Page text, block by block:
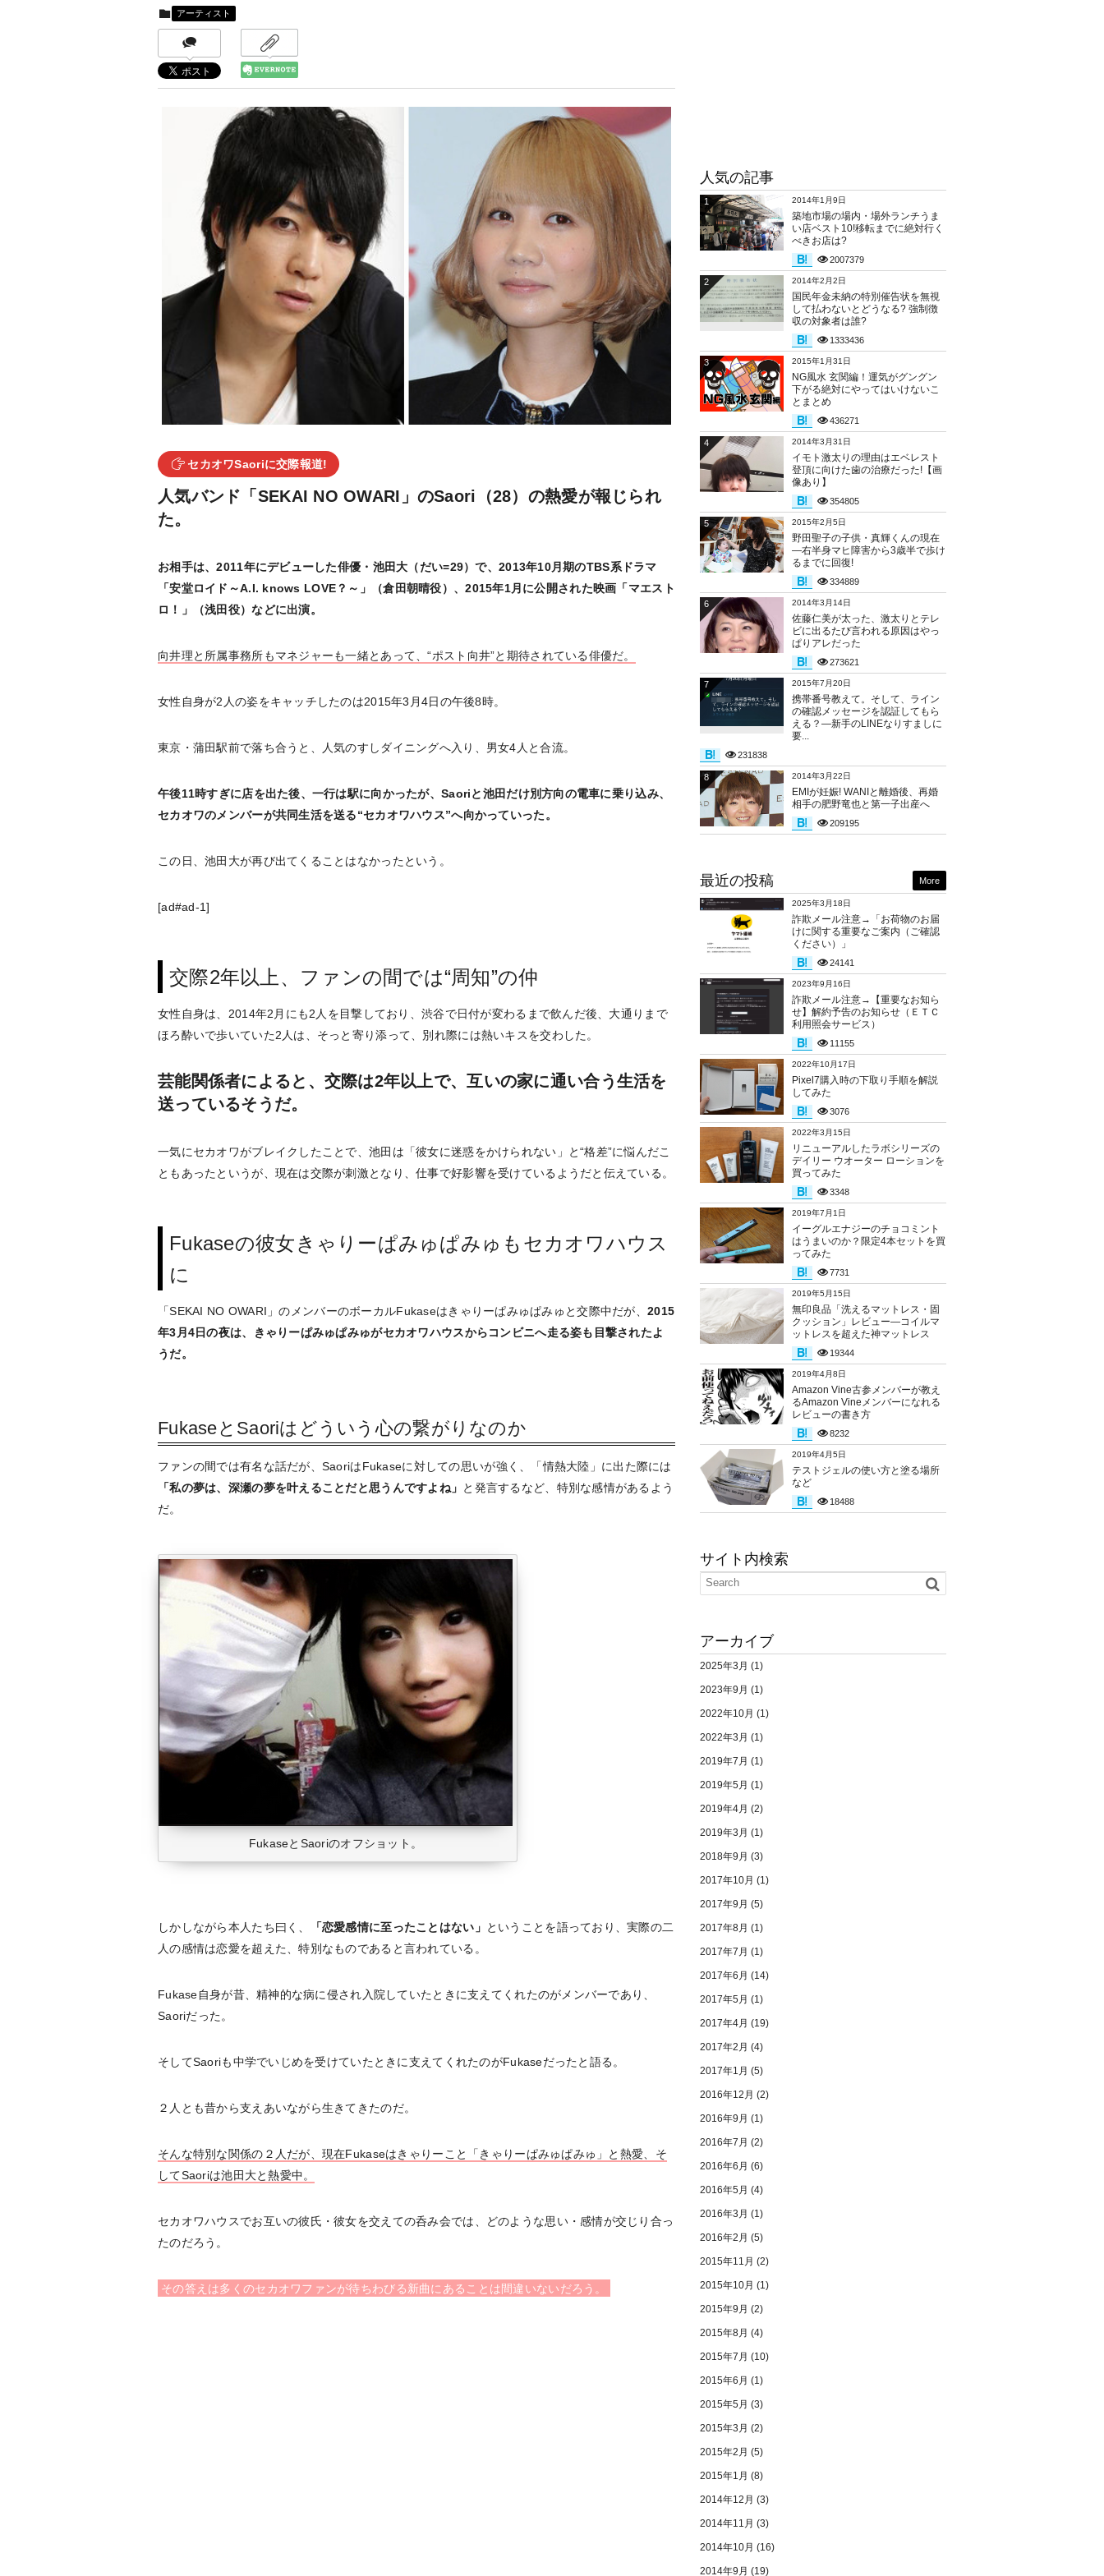
アーティスト
セカオワSaoriに交際報道!
人気バンド「SEKAI NO OWARI」のSaori（28）の熱愛が報じられ
た。
お相手は、2011年にデビューした俳優・池田大（だい=29）で、2013年10月期のTBS系ドラマ
「安堂ロイド～A.I. knows LOVE？～」（倉田朝晴役）、2015年1月に公開された映画「マエスト
ロ！」（浅田役）などに出演。
向井理と所属事務所もマネジャーも一緒とあって、“ポスト向井”と期待されている俳優だ。
女性自身が2人の姿をキャッチしたのは2015年3月4日の午後8時。
東京・蒲田駅前で落ち合うと、人気のすしダイニングへ入り、男女4人と合流。
午後11時すぎに店を出た後、一行は駅に向かったが、Saoriと池田だけ別方向の電車に乗り込み、
セカオワのメンバーが共同生活を送る“セカオワハウス”へ向かっていった。
この日、池田大が再び出てくることはなかったという。
[ad#ad-1]
交際2年以上、ファンの間では“周知”の仲
女性自身は、2014年2月にも2人を目撃しており、渋谷で日付が変わるまで飲んだ後、大通りまで
ほろ酔いで歩いていた2人は、そっと寄り添って、別れ際には熱いキスを交わした。
芸能関係者によると、交際は2年以上で、互いの家に通い合う生活を
送っているそうだ。
一気にセカオワがブレイクしたことで、池田は「彼女に迷惑をかけられない」と“格差”に悩んだこ
ともあったというが、現在は交際が刺激となり、仕事で好影響を受けているようだと伝えている。
Fukaseの彼女きゃりーぱみゅぱみゅもセカオワハウス
に
「SEKAI NO OWARI」のメンバーのボーカルFukaseはきゃりーぱみゅぱみゅと交際中だが、2015
年3月4日の夜は、きゃりーぱみゅぱみゅがセカオワハウスからコンビニへ走る姿も目撃されたよ
うだ。
FukaseとSaoriはどういう心の繋がりなのか
ファンの間では有名な話だが、SaoriはFukaseに対しての思いが強く、「情熱大陸」に出た際には
「私の夢は、深瀬の夢を叶えることだと思うんですよね」 と発言するなど、特別な感情があるよう
だ。
FukaseとSaoriのオフショット。
しかしながら本人たち曰く、 「恋愛感情に至ったことはない」 ということを語っており、実際の二
人の感情は恋愛を超えた、特別なものであると言われている。
Fukase自身が昔、精神的な病に侵され入院していたときに支えてくれたのがメンバーであり、
Saoriだった。
そしてSaoriも中学でいじめを受けていたときに支えてくれたのがFukaseだったと語る。
２人とも昔から支えあいながら生きてきたのだ。
そんな特別な関係の２人だが、現在Fukaseはきゃりーこと「きゃりーぱみゅぱみゅ」と熱愛、そ
してSaoriは池田大と熱愛中。
セカオワハウスでお互いの彼氏・彼女を交えての呑み会では、どのような思い・感情が交じり合っ
たのだろう。
その答えは多くのセカオワファンが待ちわびる新曲にあることは間違いないだろう。
人気の記事
2014年1月9日
築地市場の場内・場外ランチうま
い店ベスト10!移転までに絶対行く
べきお店は?
2007379
1
2014年2月2日
国民年金未納の特別催告状を無視
して払わないとどうなる? 強制徴
収の対象者は誰?
1333436
2
2015年1月31日
NG風水 玄関編！運気がグングン
下がる絶対にやってはいけないこ
とまとめ
436271
3
2014年3月31日
イモト激太りの理由はエベレスト
登頂に向けた歯の治療だった!【画
像あり】
354805
4
2015年2月5日
野田聖子の子供・真輝くんの現在
―右半身マヒ障害から3歳半で歩け
るまでに回復!
334889
5
2014年3月14日
佐藤仁美が太った、激太りとテレ
ビに出るたび言われる原因はやっ
ぱりアレだった
273621
6
2015年7月20日
携帯番号教えて。そして、ライン
の確認メッセージを認証してもら
える？―新手のLINEなりすましに
要...
231838
7
2014年3月22日
EMIが妊娠! WANIと離婚後、再婚
相手の肥野竜也と第一子出産へ
209195
8
最近の投稿
2025年3月18日
詐欺メール注意→「お荷物のお届
けに関する重要なご案内（ご確認
ください）」
24141
2023年9月16日
詐欺メール注意→【重要なお知ら
せ】解約予告のお知らせ（ＥＴＣ
利用照会サービス）
11155
2022年10月17日
Pixel7購入時の下取り手順を解説
してみた
3076
2022年3月15日
リニューアルしたラボシリーズの
デイリー ウオーター ローションを
買ってみた
3348
2019年7月1日
イーグルエナジーのチョコミント
はうまいのか？限定4本セットを買
ってみた
7731
2019年5月15日
無印良品「洗えるマットレス・固
クッション」レビュー―コイルマ
ットレスを超えた神マットレス
19344
2019年4月8日
Amazon Vine古参メンバーが教え
るAmazon Vineメンバーになれる
レビューの書き方
8232
2019年4月5日
テストジェルの使い方と塗る場所
など
18488
More
サイト内検索
アーカイブ
2025年3月 (1)
2023年9月 (1)
2022年10月 (1)
2022年3月 (1)
2019年7月 (1)
2019年5月 (1)
2019年4月 (2)
2019年3月 (1)
2018年9月 (3)
2017年10月 (1)
2017年9月 (5)
2017年8月 (1)
2017年7月 (1)
2017年6月 (14)
2017年5月 (1)
2017年4月 (19)
2017年2月 (4)
2017年1月 (5)
2016年12月 (2)
2016年9月 (1)
2016年7月 (2)
2016年6月 (6)
2016年5月 (4)
2016年3月 (1)
2016年2月 (5)
2015年11月 (2)
2015年10月 (1)
2015年9月 (2)
2015年8月 (4)
2015年7月 (10)
2015年6月 (1)
2015年5月 (3)
2015年3月 (2)
2015年2月 (5)
2015年1月 (8)
2014年12月 (3)
2014年11月 (3)
2014年10月 (16)
2014年9月 (19)